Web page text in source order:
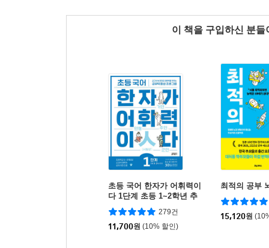
이 책을 구입하신 분
초등 국어 한자가 어휘력이
다 1단계 초등 1~2학년 추
천
279건
11,700원 (10% 할인)
최적의 공부
15,120원